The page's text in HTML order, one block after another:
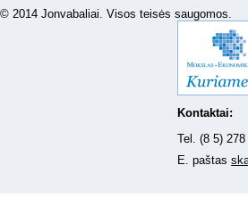
© 2014 Jonvabaliai. Visos teisės saugomos.
Kontaktai:
Tel. (8 5)
E. paštas